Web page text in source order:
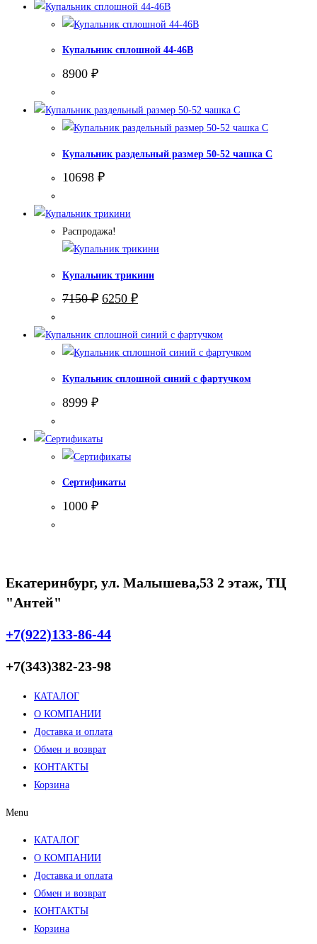
Купальник сплошной 44-46В
8900 ₽
Купальник раздельный размер 50-52 чашка С
10698 ₽
Распродажа!
Купальник трикини
7150₽ Первоначальная
7150 ₽.
6250 ₽Текущая
Купальник сплошной синий с фартучком
8999 ₽
Сертификаты
1000 ₽
Екатеринбург, ул. Малышева,53 2 этаж, ТЦ
"Антей"
+7(922)133-86-44
+7(343)382-23-98
КАТАЛОГ
О КОМПАНИИ
Доставка и оплата
Обмен и возврат
КОНТАКТЫ
Корзина
Menu
КАТАЛОГ
О КОМПАНИИ
Доставка и оплата
Обмен и возврат
КОНТАКТЫ
Корзина